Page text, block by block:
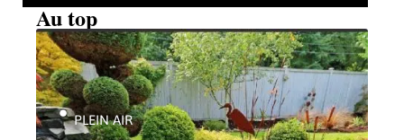
Au top
PLEIN AIR